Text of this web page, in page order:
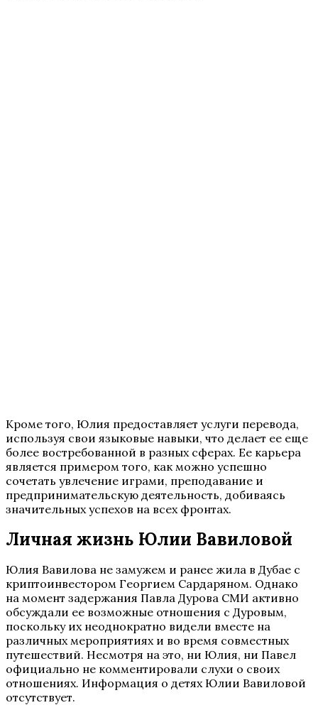
Кроме того, Юлия предоставляет услуги перевода,
используя свои языковые навыки, что делает ее еще
более востребованной в разных сферах. Ее карьера
является примером того, как можно успешно
сочетать увлечение играми, преподавание и
предпринимательскую деятельность, добиваясь
значительных успехов на всех фронтах.
Личная жизнь Юлии Вавиловой
Юлия Вавилова не замужем и ранее жила в Дубае с
криптоинвестором Георгием Сардаряном. Однако
на момент задержания Павла Дурова СМИ активно
обсуждали ее возможные отношения с Дуровым,
поскольку их неоднократно видели вместе на
различных мероприятиях и во время совместных
путешествий. Несмотря на это, ни Юлия, ни Павел
официально не комментировали слухи о своих
отношениях. Информация о детях Юлии Вавиловой
отсутствует.